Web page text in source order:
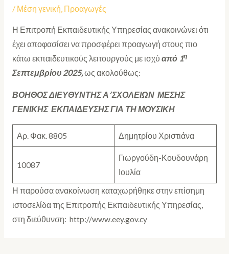
/ Μέση γενική, Προαγωγές
Η Επιτροπή Εκπαιδευτικής Υπηρεσίας ανακοινώνει ότι
έχει αποφασίσει να προσφέρει προαγωγή στους πιο
κάτω εκπαιδευτικούς λειτουργούς με ισχύ από 1η
Σεπτεμβρίου 2025,ως ακολούθως:
ΒΟΗΘΟΣ ΔΙΕΥΘΥΝΤΗΣ Α’ ΣΧΟΛΕΙΩΝ ΜΕΣΗΣ
ΓΕΝΙΚΗΣ ΕΚΠΑΙΔΕΥΣΗΣ ΓΙΑ ΤΗ ΜΟΥΣΙΚΗ
Αρ. Φακ. 8805 Δημητρίου Χριστιάνα
10087
Γιωργούδη-Κουδουνάρη
Ιουλία
Η παρούσα ανακοίνωση καταχωρήθηκε στην επίσημη
ιστοσελίδα της Επιτροπής Εκπαιδευτικής Υπηρεσίας,
στη διεύθυνση: http://www.eey.gov.cy